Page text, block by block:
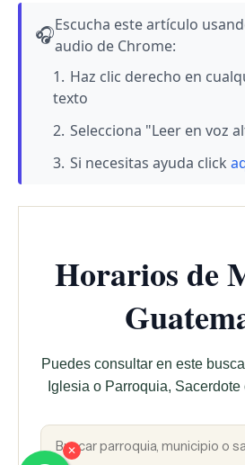
✕
🎧Escucha este artículo
audio de Chrome:
Haz clic derecho en
texto
Selecciona "Leer en voz
Si necesitas ayuda click
Horarios de
Puedes consultar en este
Iglesia o Parroquia,